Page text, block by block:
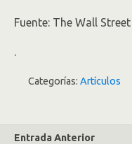
Fuente: The Wall
.
Categorías: Artículos
Entrada Anterior